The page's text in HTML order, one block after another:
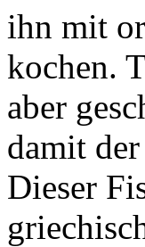
ihn mit
kochen.
aber
damit
Dieser